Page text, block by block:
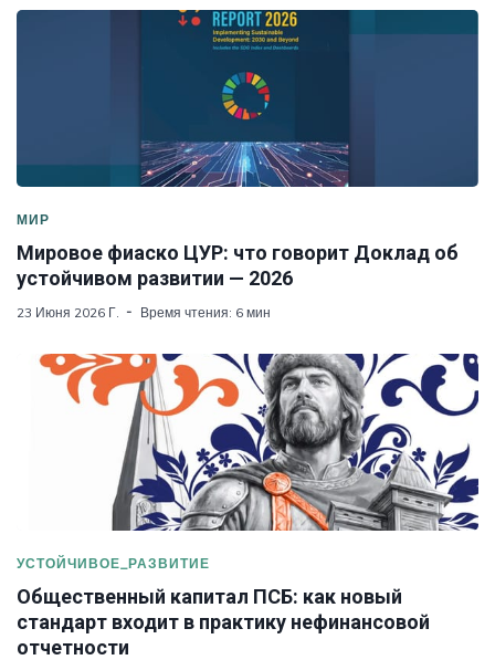
МИР
Мировое фиаско ЦУР: что говорит Доклад об
устойчивом развитии — 2026
23 Июня 2026 Г. Время чтения: 6 мин
УСТОЙЧИВОЕ_РАЗВИТИЕ
Общественный капитал ПСБ: как новый
стандарт входит в практику нефинансовой
отчетности